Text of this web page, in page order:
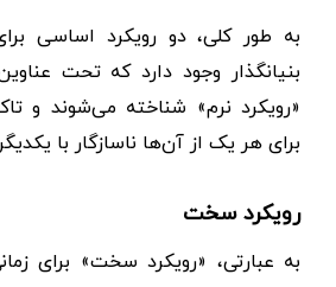
به طور کلی، دو رویکرد اساسی
بنیانگذار وجود دارد که تحت
«رویکرد نرم» شناخته می‌شوند و
برای هر یک از آن‌ها ناسازگار با
رویکرد سخت
به عبارتی، «رویکرد سخت» برای